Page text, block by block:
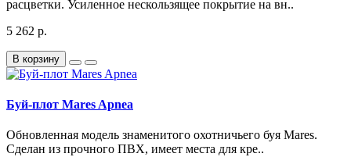
расцветки. Усиленное нескользящее покрытие на вн..
5 262 р.
В корзину
Буй-плот Mares Apnea
Обновленная модель знаменитого охотничьего буя Mares.
Сделан из прочного ПВХ, имеет места для кре..